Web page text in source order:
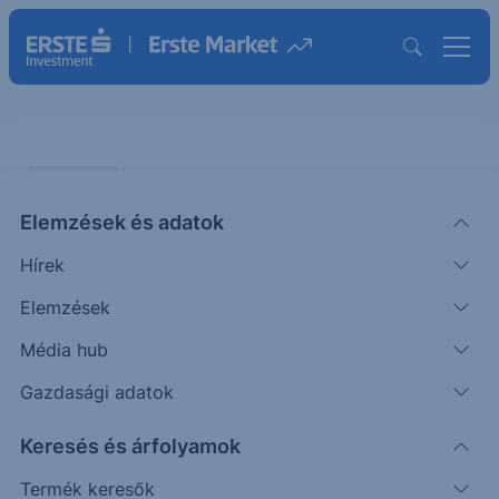
Elemzések és adatok
Hírek
Elemzések
Média hub
Gazdasági adatok
Keresés és árfolyamok
Termék keresők
kriptovalutákat
Az amerikai elnök legújabb rendelete alapján a
kriptovalutákat be kell vonni a 401(K) nyugdíj-